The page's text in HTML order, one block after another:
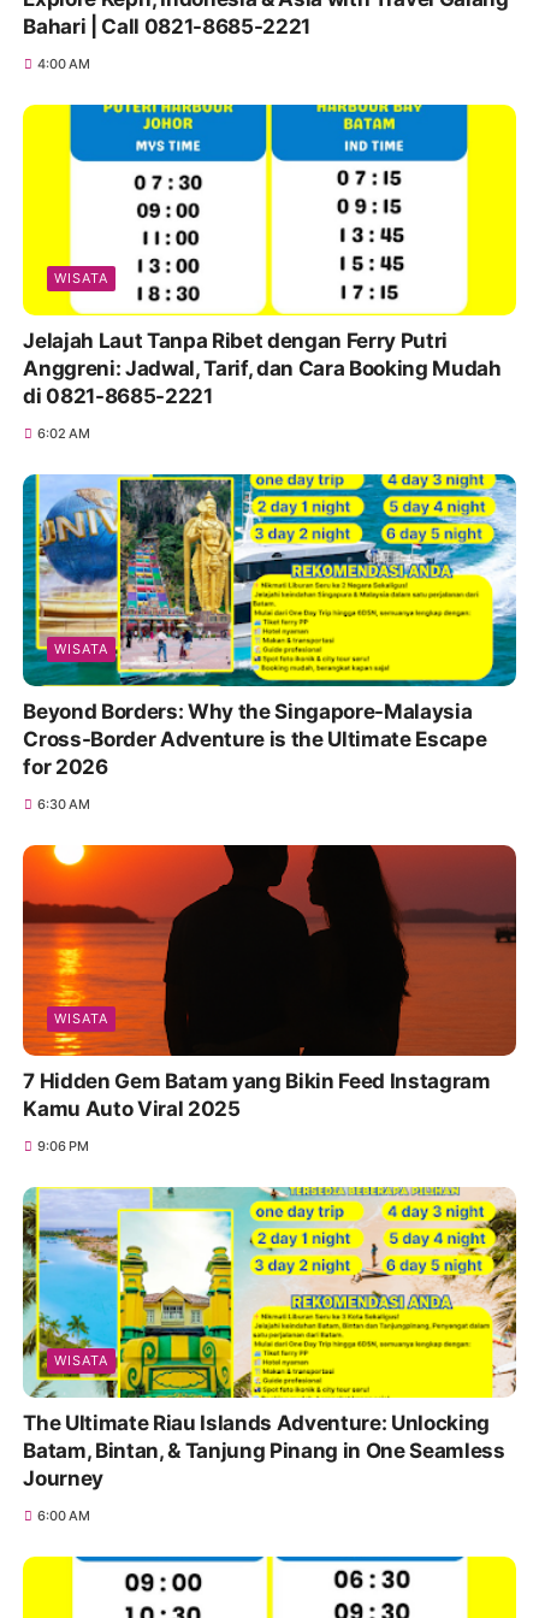
6:30 AM
7 Hidden Gem Batam yang Bikin Feed Instagram
Kamu Auto Viral 2025
9:06 PM
WISATA
The Ultimate Riau Islands Adventure: Unlocking
Batam, Bintan, & Tanjung Pinang in One Seamless
Journey
6:00 AM
WISATA
Panduan Lengkap Marine Hawk Ferry: Rute
Harbourbay–Stulang Laut untuk Perjalanan
Nyaman ke Malaysia
4:43 AM
WISATA
Best Affordable Tour Packages from Batam:
Explore Kepri, Indonesia & Asia with Travel Galang
Bahari | Call +62 821-8685-2221
12:27 AM